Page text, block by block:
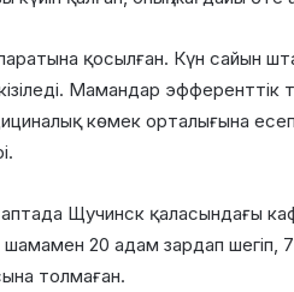
қосылған. Күн сайын
Мамандар эфференттік
көмек орталығына
аптада Щучинск
20 адам зардап шегіп,
толмаған.